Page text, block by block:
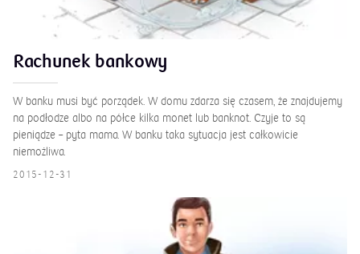
Rachunek bankowy
W banku musi być porządek. W domu zdarza się czasem, że znajdujemy
na podłodze albo na półce kilka monet lub banknot. Czyje to są
pieniądze – pyta mama. W banku taka sytuacja jest całkowicie
niemożliwa.
2015-12-31